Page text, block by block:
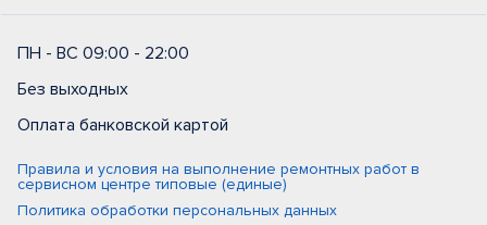
ПН - ВС 09:00 - 22:00
Без выходных
Оплата банковской картой
Правила и условия на выполнение ремонтных работ в
сервисном центре типовые (единые)
Политика обработки персональных данных